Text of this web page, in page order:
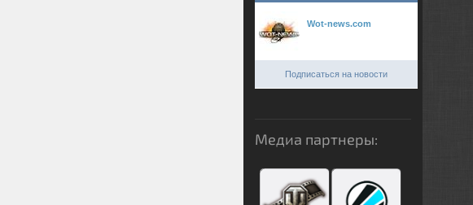
Wot-news.com
Подписаться на новости
Медиа партнеры: